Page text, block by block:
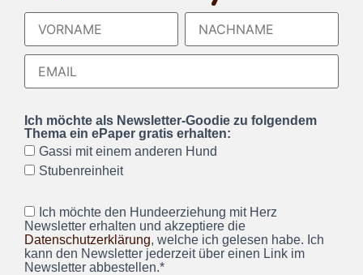
Ich möchte als Newsletter-Goodie zu folgendem
Thema ein ePaper gratis erhalten:
Gassi mit einem anderen Hund
Stubenreinheit
Ich möchte den Hundeerziehung mit Herz
Newsletter erhalten und akzeptiere die
Datenschutzerklärung, welche ich gelesen habe. Ich
kann den Newsletter jederzeit über einen Link im
Newsletter abbestellen.*